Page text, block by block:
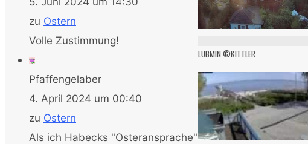
zu Ostern
Volle Zustimmung!
Pfaffengelaber
4. April 2024 um 00:40
zu Ostern
Als ich Habecks "Osteransprache"
LUBMIN ©KITTLER